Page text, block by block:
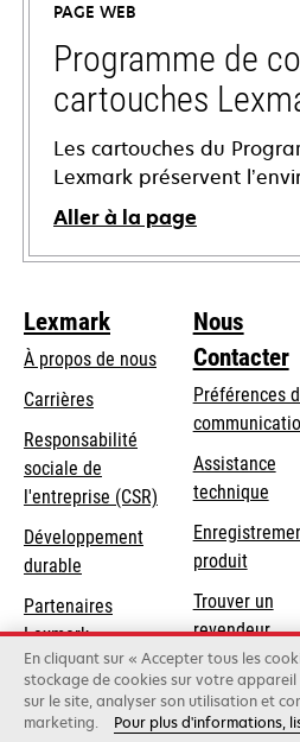
nouvel
onglet
PAGE WEB
Programme de
cartouches
Les cartouches du
Lexmark préservent
Aller à la page
Lexmark
À propos de nous
Carrières
s’ouvre
dans
un
nouvel
onglet
Responsabilité
sociale de
l'entreprise (CSR) s’ouvre
onglet
Développement
durable
Partenaires
Lexmark
Nous
Contacter
Préférences
s’ouvre
dans
un
nouvel
onglet
Assistance
technique
un
produit
Trouver un
revendeur
Lexmark International,
©2026 Tous droits réservés.
En cliquant sur « Accepter tous les
stockage de cookies sur votre
sur le site, analyser son utilisation et
marketing.
Pour plus d'informations,